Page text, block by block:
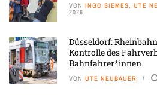
VON INGO SIEMES, UTE
2026
Düsseldorf:
Kontrolle des
Bahnfahrer*innen
VON UTE NEUBAUER